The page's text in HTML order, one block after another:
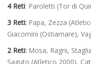
4 Reti: Paroletti (Tor di
3 Reti: Papa, Zezza
Giacomini (Ostiamare),
2 Reti: Mosa, Ragni,
Saguto (Atletico 2000),